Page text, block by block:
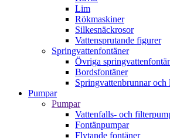
Lim
Rökmaskiner
Silkesnäckrosor
Vattensprutande figurer
Springvattenfontäner
Övriga
Bordsfontäner
Springvattenbrunnar och
Pumpar
Pumpar
Vattenfalls- och
Fontänpumpar
Flytande fontäner